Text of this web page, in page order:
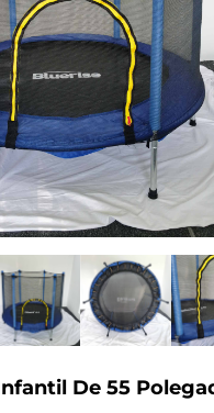
De 55